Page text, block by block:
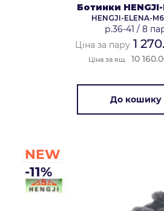
Ботинки HENGJI-
HENGJI-ELENA-
р.36-41 / 8
Ціна за пару1
Ціна за ящ. 10
До кошику
NEW
-11%